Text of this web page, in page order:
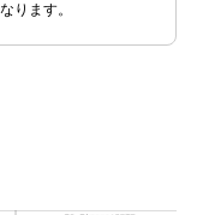
ります。